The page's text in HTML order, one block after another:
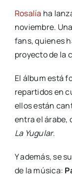
Rosalía ha
noviembre.
fans, quienes
proyecto de la
El álbum está
repartidos en
ellos están
entra el árabe,
La Yugular.
Y además, se
de la música: